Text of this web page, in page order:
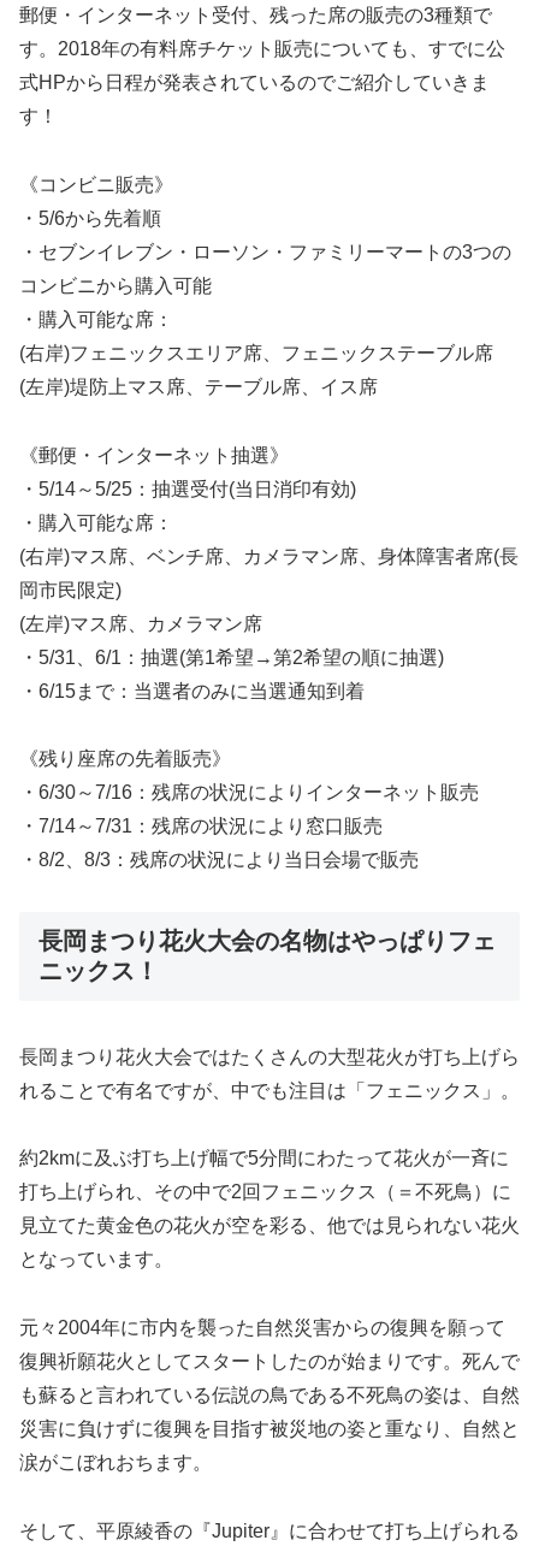
郵便・インターネット受付、残った席の販売の3種類で
す。2018年の有料席チケット販売についても、すでに公
式HPから日程が発表されているのでご紹介していきま
す！
《コンビニ販売》
・5/6から先着順
・セブンイレブン・ローソン・ファミリーマートの3つの
コンビニから購入可能
・購入可能な席：
(右岸)フェニックスエリア席、フェニックステーブル席
(左岸)堤防上マス席、テーブル席、イス席
《郵便・インターネット抽選》
・5/14～5/25：抽選受付(当日消印有効)
・購入可能な席：
(右岸)マス席、ベンチ席、カメラマン席、身体障害者席(長
岡市民限定)
(左岸)マス席、カメラマン席
・5/31、6/1：抽選(第1希望→第2希望の順に抽選)
・6/15まで：当選者のみに当選通知到着
《残り座席の先着販売》
・6/30～7/16：残席の状況によりインターネット販売
・7/14～7/31：残席の状況により窓口販売
・8/2、8/3：残席の状況により当日会場で販売
長岡まつり花火大会の名物はやっぱりフェ
ニックス！
長岡まつり花火大会ではたくさんの大型花火が打ち上げら
れることで有名ですが、中でも注目は「フェニックス」。
約2kmに及ぶ打ち上げ幅で5分間にわたって花火が一斉に
打ち上げられ、その中で2回フェニックス（＝不死鳥）に
見立てた黄金色の花火が空を彩る、他では見られない花火
となっています。
元々2004年に市内を襲った自然災害からの復興を願って
復興祈願花火としてスタートしたのが始まりです。死んで
も蘇ると言われている伝説の鳥である不死鳥の姿は、自然
災害に負けずに復興を目指す被災地の姿と重なり、自然と
涙がこぼれおちます。
そして、平原綾香の『Jupiter』に合わせて打ち上げられる